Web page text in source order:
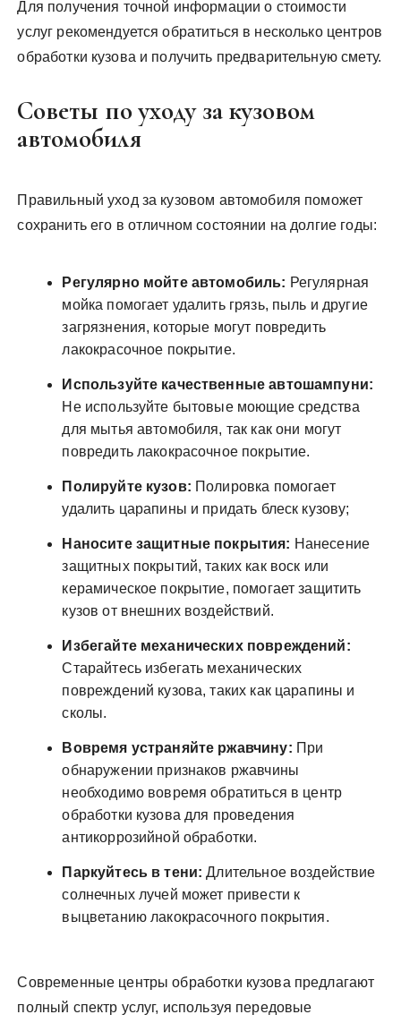
Для получения точной информации о стоимости
услуг рекомендуется обратиться в несколько центров
обработки кузова и получить предварительную смету.
Советы по уходу за кузовом
автомобиля
Правильный уход за кузовом автомобиля поможет
сохранить его в отличном состоянии на долгие годы:
Регулярно мойте автомобиль: Регулярная
мойка помогает удалить грязь, пыль и другие
загрязнения, которые могут повредить
лакокрасочное покрытие.
Используйте качественные автошампуни:
Не используйте бытовые моющие средства
для мытья автомобиля, так как они могут
повредить лакокрасочное покрытие.
Полируйте кузов: Полировка помогает
удалить царапины и придать блеск кузову;
Наносите защитные покрытия: Нанесение
защитных покрытий, таких как воск или
керамическое покрытие, помогает защитить
кузов от внешних воздействий.
Избегайте механических повреждений:
Старайтесь избегать механических
повреждений кузова, таких как царапины и
сколы.
Вовремя устраняйте ржавчину: При
обнаружении признаков ржавчины
необходимо вовремя обратиться в центр
обработки кузова для проведения
антикоррозийной обработки.
Паркуйтесь в тени: Длительное воздействие
солнечных лучей может привести к
выцветанию лакокрасочного покрытия.
Современные центры обработки кузова предлагают
полный спектр услуг, используя передовые